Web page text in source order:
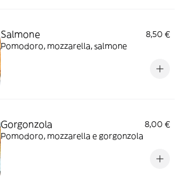
Salmone
8,50 €
Pomodoro, mozzarella, salmone
Gorgonzola
8,00 €
Pomodoro, mozzarella e gorgonzola